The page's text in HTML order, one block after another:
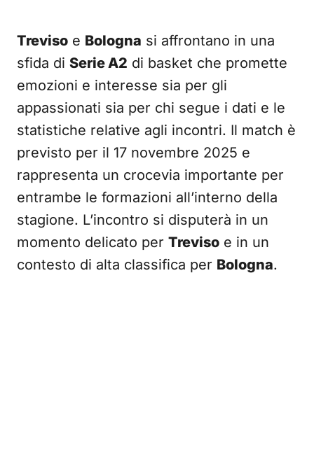
Treviso e Bologna si affrontano in una
sfida di Serie A2 di basket che promette
emozioni e interesse sia per gli
appassionati sia per chi segue i dati e le
statistiche relative agli incontri. Il match è
previsto per il 17 novembre 2025 e
rappresenta un crocevia importante per
entrambe le formazioni all’interno della
stagione. L’incontro si disputerà in un
momento delicato per Treviso e in un
contesto di alta classifica per Bologna.